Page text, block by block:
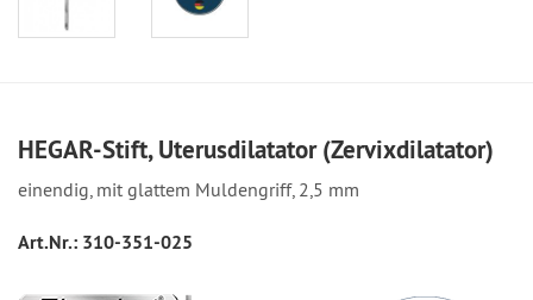
HEGAR-Stift, Uterusdilatator (Zervixdilatator)
einendig, mit glattem Muldengriff, 2,5 mm
Art.Nr.: 310-351-025